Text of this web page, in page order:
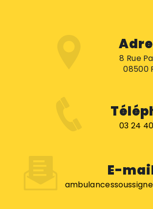
8 Rue
08500
03 24
E-